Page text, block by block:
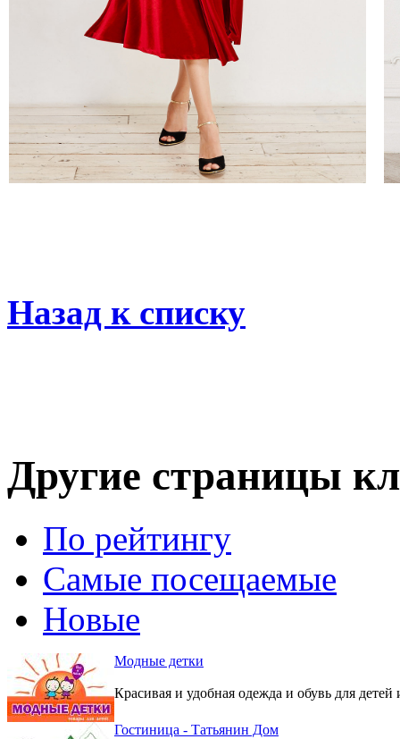
Назад к списку
Другие страницы
По рейтингу
Самые посещаемые
Новые
Модные детки
Красивая и удобная одежда и обувь для детей
Гостиница - Татьянин Дом